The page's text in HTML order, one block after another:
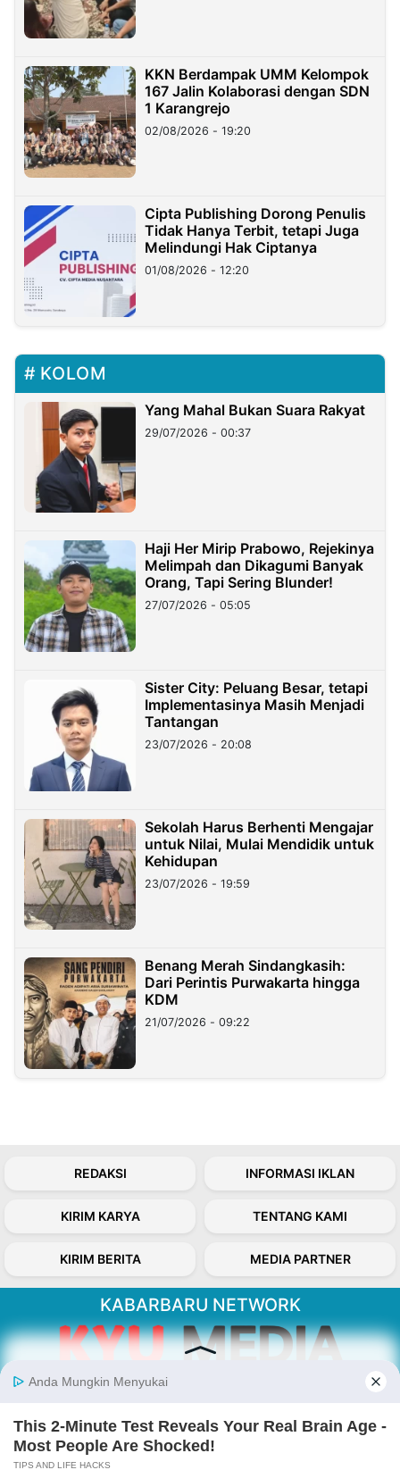
KKN Berdampak UMM Kelompok
167 Jalin Kolaborasi dengan SDN
1 Karangrejo
02/08/2026 - 19:20
Cipta Publishing Dorong Penulis
Tidak Hanya Terbit, tetapi Juga
Melindungi Hak Ciptanya
01/08/2026 - 12:20
KOLOM
Yang Mahal Bukan Suara Rakyat
29/07/2026 - 00:37
Haji Her Mirip Prabowo, Rejekinya
Melimpah dan Dikagumi Banyak
Orang, Tapi Sering Blunder!
27/07/2026 - 05:05
Sister City: Peluang Besar, tetapi
Implementasinya Masih Menjadi
Tantangan
23/07/2026 - 20:08
Sekolah Harus Berhenti Mengajar
untuk Nilai, Mulai Mendidik untuk
Kehidupan
23/07/2026 - 19:59
Benang Merah Sindangkasih:
Dari Perintis Purwakarta hingga
KDM
21/07/2026 - 09:22
REDAKSI INFORMASI IKLAN
KIRIM KARYA TENTANG KAMI
KIRIM BERITA MEDIA PARTNER
KABARBARU NETWORK
Kabarbaru.co menyajikan berita aktual dan